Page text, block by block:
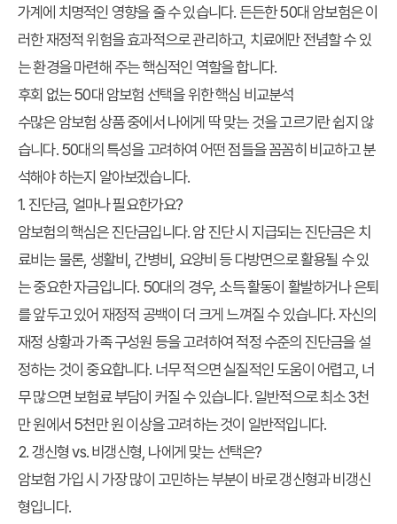
가계에 치명적인 영향을 줄 수 있습니다. 든든한50대 암보험은 이
러한 재정적 위험을 효과적으로 관리하고, 치료에만 전념할 수 있
는 환경을 마련해 주는 핵심적인 역할을 합니다.
후회 없는 50대 암보험 선택을 위한 핵심 비교분석
수많은 암보험 상품 중에서 나에게 딱 맞는 것을 고르기란 쉽지 않
습니다. 50대의 특성을 고려하여 어떤 점들을 꼼꼼히 비교하고 분
석해야 하는지 알아보겠습니다.
1. 진단금, 얼마나 필요한가요?
암보험의 핵심은 진단금입니다. 암 진단 시 지급되는 진단금은 치
료비는 물론, 생활비, 간병비, 요양비 등 다방면으로 활용될 수 있
는 중요한 자금입니다. 50대의 경우, 소득 활동이 활발하거나 은퇴
를 앞두고 있어 재정적 공백이 더 크게 느껴질 수 있습니다. 자신의
재정 상황과 가족 구성원 등을 고려하여 적정 수준의 진단금을 설
정하는 것이 중요합니다. 너무 적으면 실질적인 도움이 어렵고, 너
무 많으면 보험료 부담이 커질 수 있습니다. 일반적으로 최소 3천
만 원에서 5천만 원 이상을 고려하는 것이 일반적입니다.
2. 갱신형 vs. 비갱신형, 나에게 맞는 선택은?
암보험 가입 시 가장 많이 고민하는 부분이 바로 갱신형과 비갱신
형입니다.